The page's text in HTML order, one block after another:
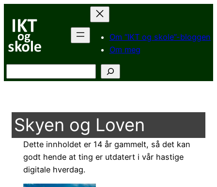
innhold
Om “IKT og skole”-bloggen
Om meg
Skyen og Loven
Dette innholdet er 14 år gammelt, så det kan
godt hende at ting er utdatert i vår hastige
digitale hverdag.